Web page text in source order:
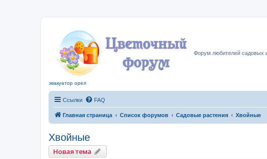
Форум любителей садовых
эвакуатор орел
Ссылки FAQ
Главная страница Список форумов Садовые растения Хвойные
Хвойные
Новая тема